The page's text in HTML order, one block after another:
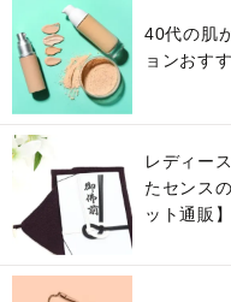
40代の肌
ョンおす
レディー
たセンス
ット通販】